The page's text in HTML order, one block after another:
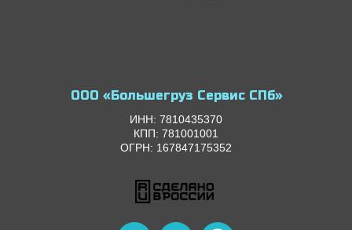
ООО «Большегруз Сервис СПб»
ИНН: 7810435370
КПП: 781001001
ОГРН: 167847175352